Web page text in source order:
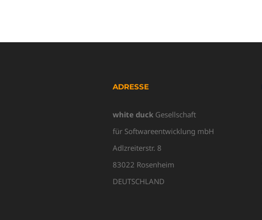
ADRESSE
white duck Gesellschaft
für Softwareentwicklung mbH
Adlzreiterstr. 8
83022 Rosenheim
DEUTSCHLAND